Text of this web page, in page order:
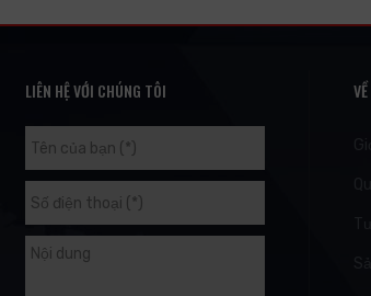
LIÊN HỆ VỚI CHÚNG TÔI